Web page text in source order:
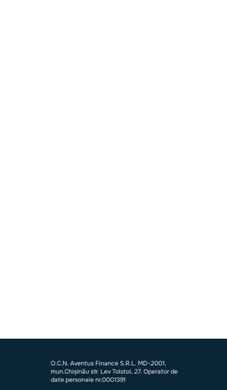
O.C.N. Aventus Finance S.R.L. MD-2001,
mun.Chișinău str. Lev Tolstoi, 27. Operator de
date personale nr.0001391